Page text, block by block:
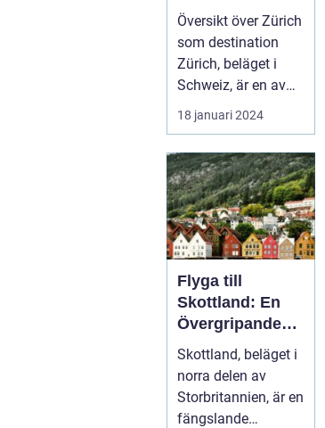
resenärer
Översikt över Zürich
som destination
Zürich, beläget i
Schweiz, är en av
Europas mest
populära dest...
18 januari 2024
Flyga till
Skottland: En
Övergripande
Översikt
Skottland, beläget i
norra delen av
Storbritannien, är en
fängslande